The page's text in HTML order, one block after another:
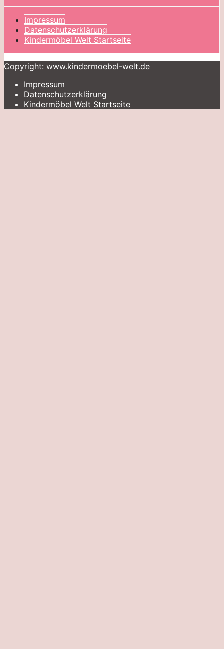
Impressum
Datenschutzerklärung
Kindermöbel Welt Startseite
Copyright: www.kindermoebel-welt.de
Impressum
Datenschutzerklärung
Kindermöbel Welt Startseite